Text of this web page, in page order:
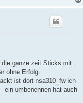
die ganze zeit Sticks mit
ohne Erfolg.
ist dort nsa310_fw ich
ein umbenennen hat auch